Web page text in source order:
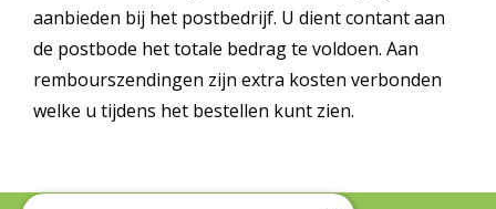
aanbieden bij het postbedrijf. U dient contant aan
de postbode het totale bedrag te voldoen. Aan
rembourszendingen zijn extra kosten verbonden
welke u tijdens het bestellen kunt zien.